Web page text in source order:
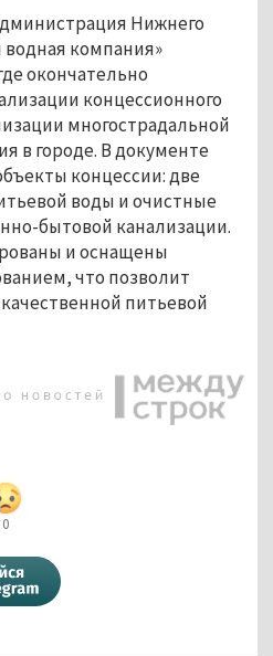
Нижнего
водная компания»
окончательно
концессионного
многострадальной
в городе. В документе
концессии: две
воды и очистные
бытовой канализации.
и оснащены
что позволит
питьевой
0